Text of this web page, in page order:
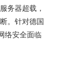
务器超载，
。针对德国
络安全面临